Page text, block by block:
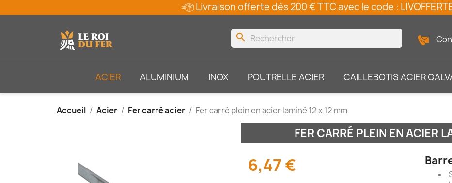
Livraison offerte dès 200 € TTC avec le code :
search
ACIER ALUMINIUM INOX POUTRELLE ACIER CAILLEBOTIS ACIER
Accueil Acier Fer carré acier Fer carré plein en acier laminé 12 x 12 mm
FER CARRÉ PLEIN EN ACIER
6,47 €